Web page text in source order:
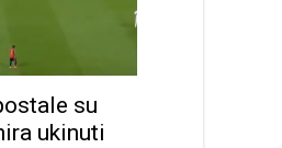
su
ukinuti